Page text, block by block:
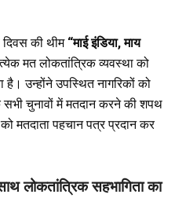
दिवस की थीम“माई इंडिया, माय
मत लोकतांत्रिक व्यवस्था को
है। उन्होंने उपस्थित नागरिकों को
के सभी चुनावों में मतदान करने की शपथ
मतदाता पहचान पत्र प्रदान कर
लोकतांत्रिक सहभागिता का